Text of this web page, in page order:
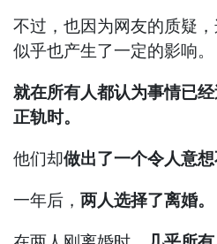
不过，也因为网友的质疑
似乎也产生了一定的影响。
就在所有人都认为事情已
正轨时。
他们却做出了一个令人意想
一年后，两人选择了离婚。